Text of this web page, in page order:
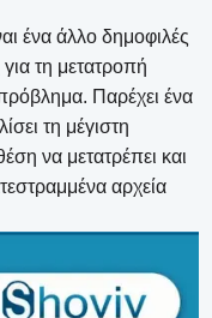
ένα άλλο δημοφιλές
τη μετατροπή
Παρέχει ένα
τη μέγιστη
να μετατρέπει και
αρχεία